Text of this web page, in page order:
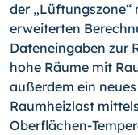
der „Lüftungszone“
erweiterten
Dateneingaben zur
hohe Räume mit
außerdem ein
Raumheizlast
Oberflächen-